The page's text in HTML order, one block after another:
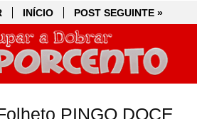
INÍCIO POST SEGUINTE »
PINGO DOCE
INÍCIO POST SEGUINTE »